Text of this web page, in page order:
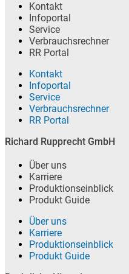
Kontakt
Infoportal
Service
Verbrauchsrechner
RR Portal
Kontakt
Infoportal
Service
Verbrauchsrechner
RR Portal
Richard Rupprecht GmbH
Über uns
Karriere
Produktionseinblick
Produkt Guide
Über uns
Karriere
Produktionseinblick
Produkt Guide